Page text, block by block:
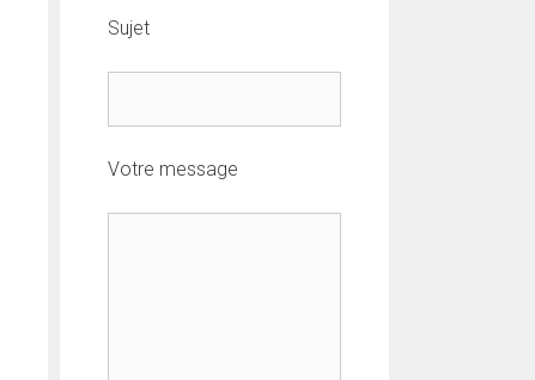
Sujet
Votre message